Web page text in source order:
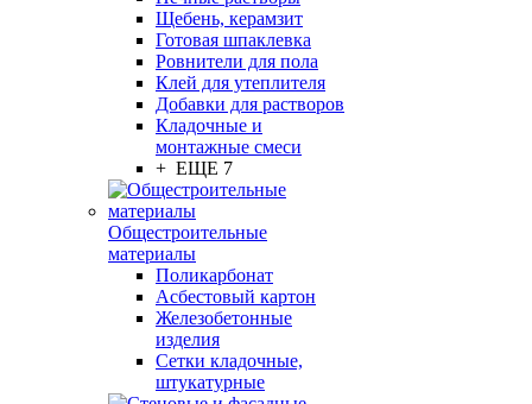
Щебень, керамзит
Готовая шпаклевка
Ровнители для пола
Клей для утеплителя
Добавки для растворов
Кладочные и
монтажные смеси
+ ЕЩЕ 7
Общестроительные
материалы
Поликарбонат
Асбестовый картон
Железобетонные
изделия
Сетки кладочные,
штукатурные